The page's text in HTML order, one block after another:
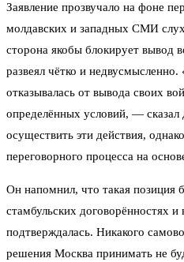
Заявление прозвучало на фоне
молдавских и западных СМИ
сторона якобы блокирует вывод
развеял чётко и недвусмысленно.
отказывалась от вывода своих
определённых условий, —
осуществить эти действия,
переговорного процесса на
Он напомнил, что такая позиция
стамбульских договорённостях и
подтверждалась. Никакого
решения Москва принимать не